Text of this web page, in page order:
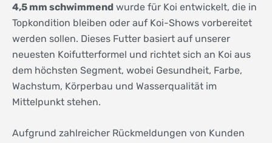
4,5 mm schwimmend wurde für Koi entwickelt, die in
Topkondition bleiben oder auf Koi-Shows vorbereitet
werden sollen. Dieses Futter basiert auf unserer
neuesten Koifutterformel und richtet sich an Koi aus
dem höchsten Segment, wobei Gesundheit, Farbe,
Wachstum, Körperbau und Wasserqualität im
Mittelpunkt stehen.
Aufgrund zahlreicher Rückmeldungen von Kunden